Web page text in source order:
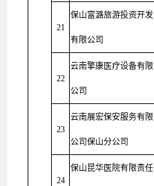
21
保山富潞旅游投资开发
有限公司
22
云南擎康医疗设备有限
公司
23
云南展宏保安服务有限
公司保山分公司
24
保山昆华医院有限责任